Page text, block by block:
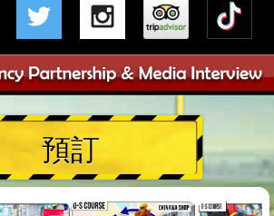
預訂